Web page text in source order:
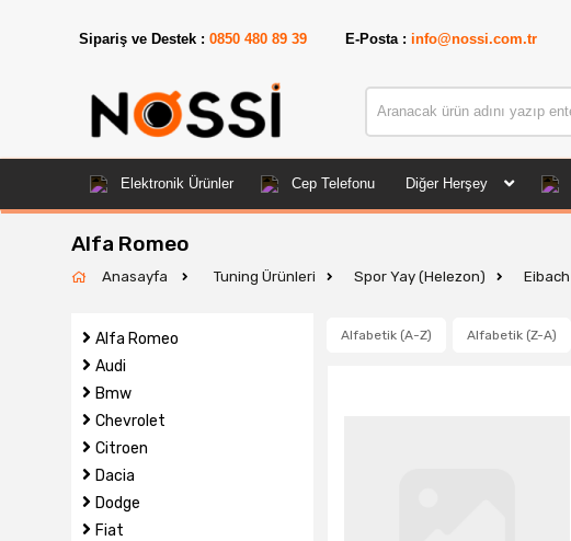
Sipariş ve Destek : 0850 480 89 39 E-Posta :info@nossi.com.tr
Elektronik Ürünler Cep Telefonu Diğer Herşey
Alfa Romeo
Anasayfa Tuning Ürünleri Spor Yay (Helezon) Eibach
Alfa Romeo
Audi
Bmw
Chevrolet
Citroen
Dacia
Dodge
Fiat
Alfabetik (A-Z) Alfabetik (Z-A)